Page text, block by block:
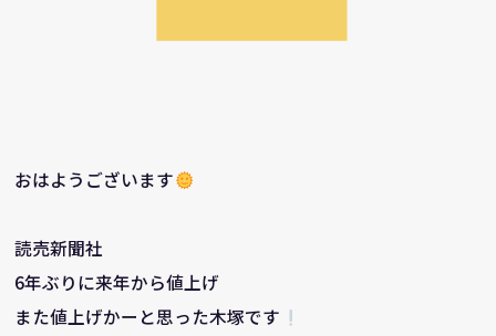
おはようございます
読売新聞社
6年ぶりに来年から値上げ
また値上げかーと思った木塚です